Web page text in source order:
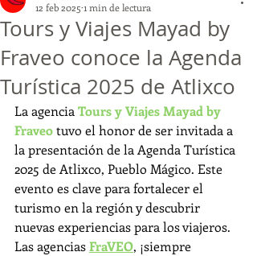
Tours y Viajes Mayad by
Fraveo conoce la Agenda
Turística 2025 de Atlixco
12 feb 2025 1 min de lectura
La agencia Tours y Viajes Mayad by
Fraveo tuvo el honor de ser invitada a
la presentación de la Agenda Turística
2025 de Atlixco, Pueblo Mágico. Este
evento es clave para fortalecer el
turismo en la región y descubrir
nuevas experiencias para los viajeros.
Las agencias FraVEO, ¡siempre